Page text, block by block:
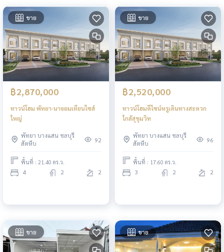
ขาย
฿2,870,000
ทาวน์โฮม พัทยา-นาจอมเทียนไซส์
ใหญ่
พัทยา บางแสน ชลบุรี
สัตหีบ
92
พื้นที่ : 21.40 ตร.ว.
4 2 2
ขาย
฿2,520,000
ทาวน์โฮมดีไซน์หรูเดินทางสะดวก
ใกล้สุขุมวิท
พัทยา บางแสน ชลบุรี
สัตหีบ
96
พื้นที่ : 17.60 ตร.ว.
3 2 2
ขาย ขาย